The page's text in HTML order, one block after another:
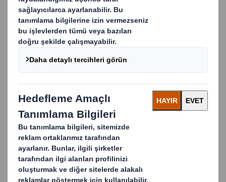
Rekabetçi perakende ortamında, markanızın raf
alanını güvence altına almak ve ürün görünürlüğünü
artırmak için yenilikçi yollar bulması gerekir.
Ürünlerin tedarik zinciri boyunca taşınması ve rafta
teşhir edilmesi için kullanılan çok çeşitli perakende
dostu oluklu ve masif karton tepsiler üretiyoruz.
yüksek kaliteli baskıyla gereksinimlerinize göre özel
olarak tasarlanmıştır.
Faydaları
Marka bilinirliğini artırmaya yardımcı olun